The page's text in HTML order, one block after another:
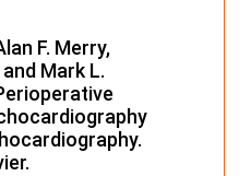
F. Merry,
Mark L.